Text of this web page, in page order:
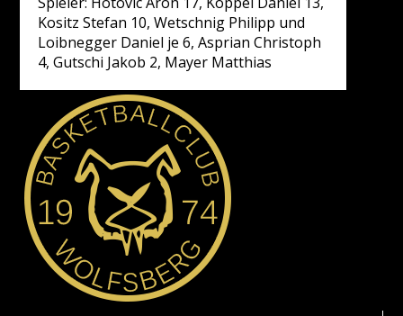
Kositz Stefan 10, Wetschnig Philipp und
Loibnegger Daniel je 6, Asprian Christoph
4, Gutschi Jakob 2, Mayer Matthias